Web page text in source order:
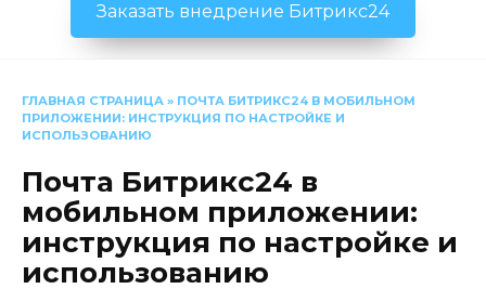
Заказать внедрение Битрикс24
ГЛАВНАЯ СТРАНИЦА » ПОЧТА БИТРИКС24 В МОБИЛЬНОМ
ПРИЛОЖЕНИИ: ИНСТРУКЦИЯ ПО НАСТРОЙКЕ И
ИСПОЛЬЗОВАНИЮ
Почта Битрикс24 в
мобильном приложении:
инструкция по настройке и
использованию